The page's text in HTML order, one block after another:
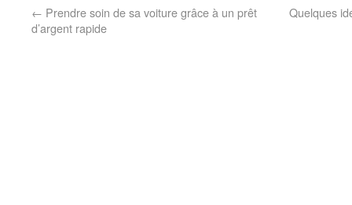
← Prendre soin de sa voiture grâce à un prêt
d’argent rapide
Quelques